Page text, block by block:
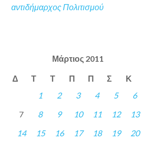
αντιδήμαρχος Πολιτισμού
Μάρτιος 2011
Δ Τ Τ Π Π Σ Κ
1 2 3 4 5
6
7
8 9 10 11 12
13
14
15 16 17 18 19
20